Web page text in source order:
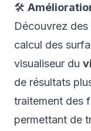
🛠️
Découvrez
calcul des
visualiseur du
de résultats
traitement des
permettant de